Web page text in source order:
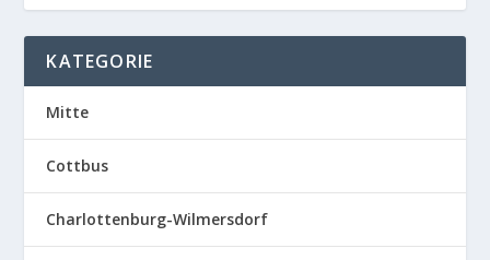
KATEGORIE
Mitte
Cottbus
Charlottenburg-Wilmersdorf